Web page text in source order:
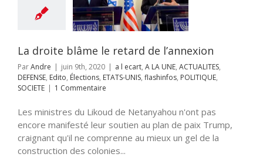
DEFENSE
ETATS-
La droite blâme le retard de l’annexion
ParAndre | juin 9th, 2020 | a l ecart, A LA UNE, ACTUALITES,
DEFENSE, Edito, Élections, ETATS-UNIS, flashinfos, POLITIQUE,
SOCIETE | 1 Commentaire
Les ministres du Likoud de Netanyahou n'ont pas
encore manifesté leur soutien au plan de paix Trump,
craignant qu'il ne comprenne au mieux un gel de la
construction des colonies...